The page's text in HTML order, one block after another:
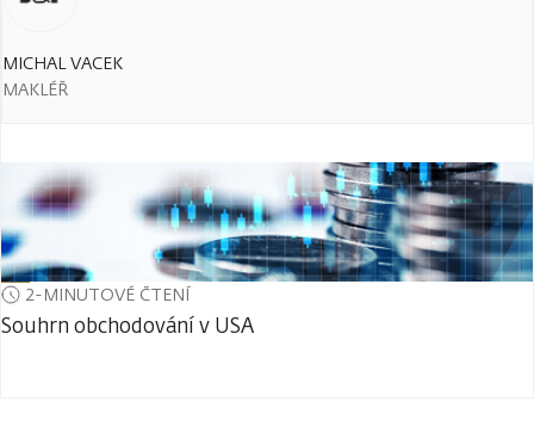
MICHAL VACEK
MAKLÉŘ
2-MINUTOVÉ ČTENÍ
Souhrn obchodování v USA